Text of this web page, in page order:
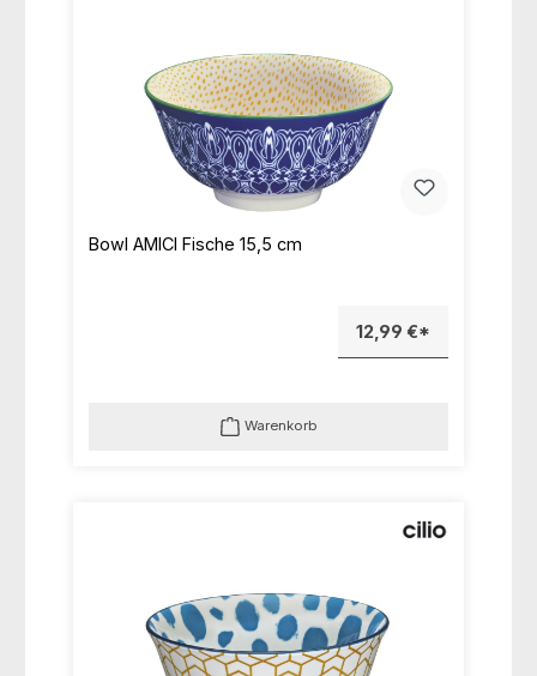
Bowl AMICI Fische 15,5 cm
12,99 €*
Warenkorb